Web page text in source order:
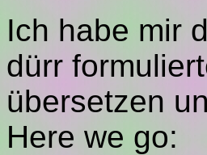
Ich habe mir
dürr
übersetzen
Here we go: